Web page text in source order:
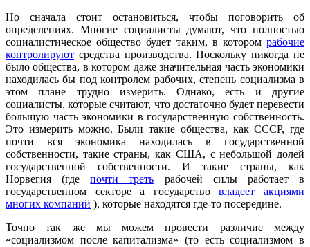
Но сначала стоит остановиться, чтобы поговорить об
определениях. Многие социалисты думают, что полностью
социалистическое общество будет таким, в котором рабочие
контролируют средства производства. Поскольку никогда не
было общества, в котором даже значительная часть экономики
находилась бы под контролем рабочих, степень социализма в
этом плане трудно измерить. Однако, есть и другие
социалисты, которые считают, что достаточно будет перевести
большую часть экономики в государственную собственность.
Это измерить можно. Были такие общества, как СССР, где
почти вся экономика находилась в государственной
собственности, такие страны, как США, с небольшой долей
государственной собственности. И такие страны, как
Норвегия (гдепочти треть рабочей силы работает в
государственном секторе а государствовладеет акциями
многих компаний ), которые находятся где-то посередине.
Точно так же мы можем провести различие между
«социализмом после капитализма» (то есть социализмом в